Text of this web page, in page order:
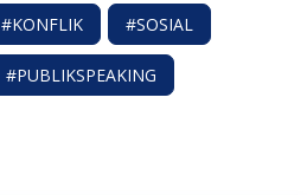
#KONFLIK #SOSIAL
#PUBLIKSPEAKING